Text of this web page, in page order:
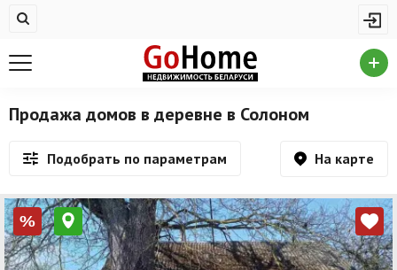
Недвижимость в Солоном
На сутки
Новостройки
Дома/коттеджи/участки
Продажа домов в деревне в Солоном
Подобрать по параметрам На карте
%